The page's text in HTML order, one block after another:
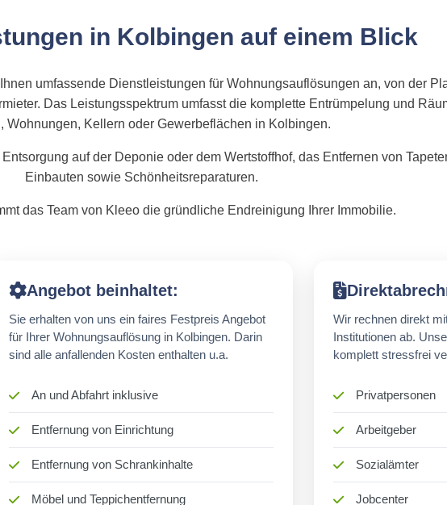
in Kolbingen auf einem Blick
umfassende Dienstleistungen für Wohnungsauflösungen an, von der
Das Leistungsspektrum umfasst die komplette Entrümpelung und
Wohnungen, Kellern oder Gewerbeflächen in Kolbingen.
auf der Deponie oder dem Wertstoffhof, das Entfernen von
Einbauten sowie Schönheitsreparaturen.
das Team von Kleeo die gründliche Endreinigung Ihrer Immobilie.
Angebot beinhaltet:
Sie erhalten von uns ein faires Festpreis Angebot
für Ihrer Wohnungsauflösung in Kolbingen. Darin
sind alle anfallenden Kosten enthalten u.a.
An und Abfahrt inklusive
Entfernung von Einrichtung
Entfernung von Schrankinhalte
Möbel und Teppichentfernung
Wir rechnen direkt
Institutionen ab.
komplett stressfrei
Privatpersonen
Arbeitgeber
Sozialämter
Jobcenter